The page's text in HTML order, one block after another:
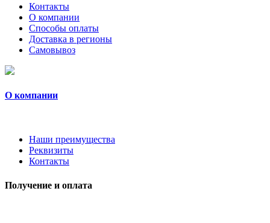
Контакты
О компании
Способы оплаты
Доставка в регионы
Самовывоз
О компании
Наши преимущества
Реквизиты
Контакты
Получение и оплата